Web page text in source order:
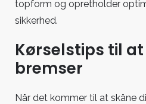
topform og opretholder
sikkerhed.
Kørselstips til
bremser
Når det kommer til at skåne